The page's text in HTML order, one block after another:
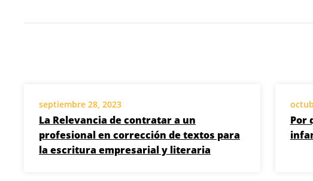
septiembre 28, 2023
La Relevancia de contratar a un
profesional en corrección de textos para
la escritura empresarial y literaria
Por